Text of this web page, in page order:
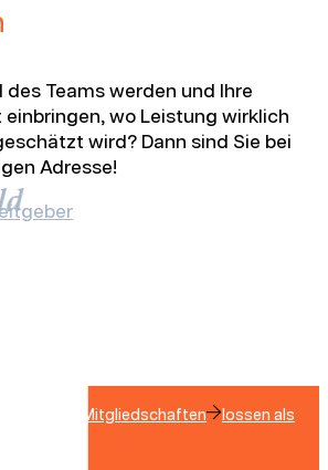
des Teams werden und Ihre
einbringen, wo Leistung wirklich
wird? Dann sind Sie bei
Adresse!
& Mitgliedschaften
lossen als